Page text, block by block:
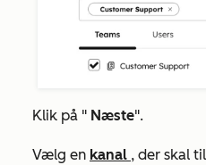
Klik på " Næste".
Vælg en kanal , der skal